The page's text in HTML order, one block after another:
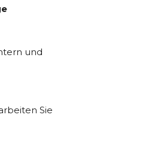
und
Sie